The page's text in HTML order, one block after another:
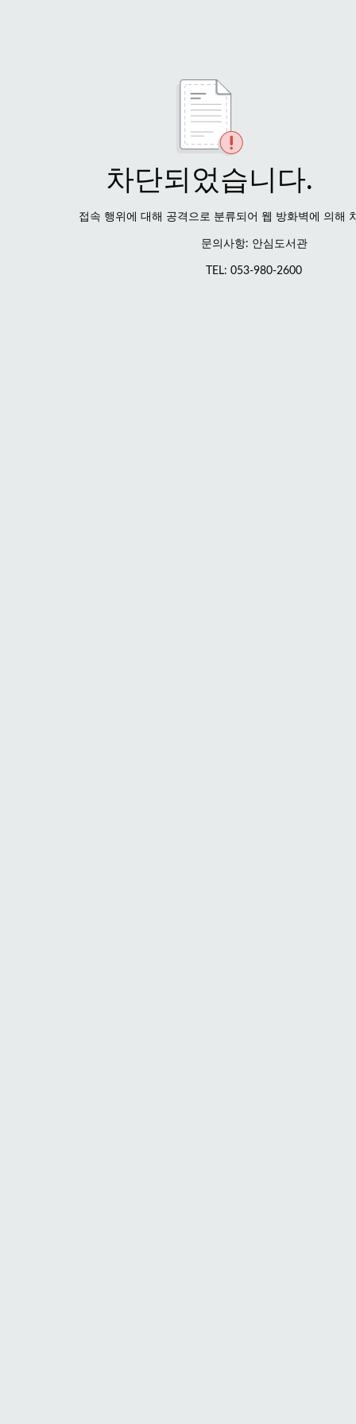
차단되었습니다.
접속 행위에 대해 공격으로 분류되어 웹 방화벽에 의해
문의사항: 안심도서관
TEL: 053-980-2600